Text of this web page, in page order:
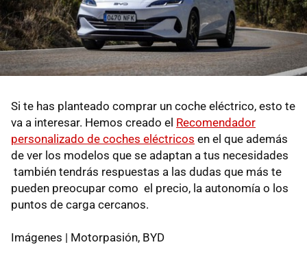
Si te has planteado comprar un coche eléctrico, esto te
va a interesar. Hemos creado el Recomendador
personalizado de coches eléctricos en el que además
de ver los modelos que se adaptan a tus necesidades
también tendrás respuestas a las dudas que más te
pueden preocupar como el precio, la autonomía o los
puntos de carga cercanos.
Imágenes | Motorpasión, BYD